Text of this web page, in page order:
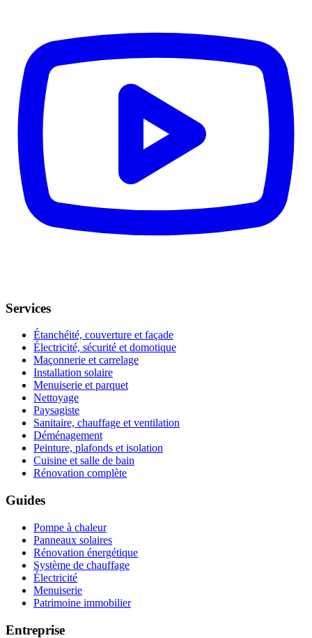
Services
Étanchéité, couverture et façade
Électricité, sécurité et domotique
Maçonnerie et carrelage
Installation solaire
Menuiserie et parquet
Nettoyage
Paysagiste
Sanitaire, chauffage et ventilation
Déménagement
Peinture, plafonds et isolation
Cuisine et salle de bain
Rénovation complète
Guides
Pompe à chaleur
Panneaux solaires
Rénovation énergétique
Système de chauffage
Électricité
Menuiserie
Patrimoine immobilier
Entreprise